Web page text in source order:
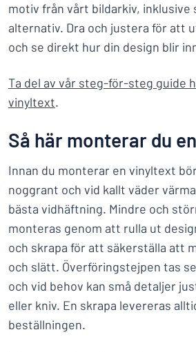
motiv från vårt bildarkiv, inklusive
alternativ. Dra och justera för att
och se direkt hur din design blir
Ta del av vår steg-för-steg guide
vinyltext.
Så här monterar du
Innan du monterar en vinyltext
noggrant och vid kallt väder
bästa vidhäftning. Mindre och
monteras genom att rulla ut
och skrapa för att säkerställa att
och slätt. Överföringstejpen tas
och vid behov kan små detaljer
eller kniv. En skrapa levereras
beställningen.